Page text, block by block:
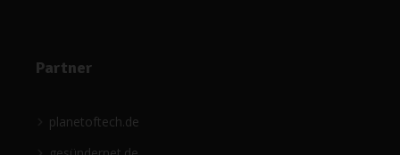
Partner
planetoftech.de